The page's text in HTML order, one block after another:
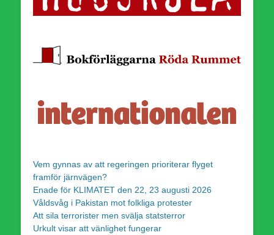
Vem gynnas av att regeringen prioriterar flyget
framför järnvägen?
Enade för KLIMATET den 22, 23 augusti 2026
Våldsvåg i Pakistan mot folkliga protester
Att sila terrorister men svälja statsterror
Urkult visar att vänlighet fungerar